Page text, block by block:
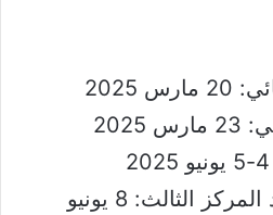
2025
النهائي وتحديد المركز الثالث: 8 يونيو